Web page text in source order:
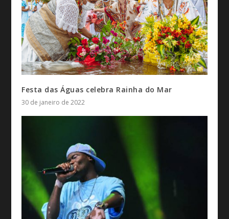
Festa das Águas celebra Rainha do Mar
30 de janeiro de 2022